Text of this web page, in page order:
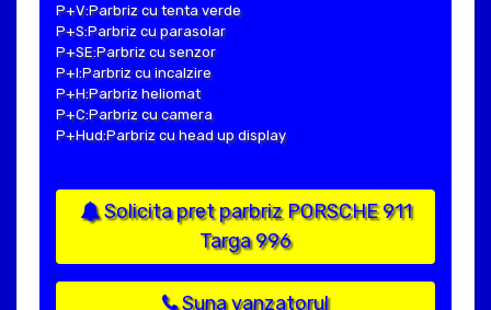
P+V:Parbriz cu tenta verde
P+S:Parbriz cu parasolar
P+SE:Parbriz cu senzor
P+I:Parbriz cu incalzire
P+H:Parbriz heliomat
P+C:Parbriz cu camera
P+Hud:Parbriz cu head up display
Solicita pret parbriz PORSCHE 911
Targa 996
Suna vanzatorul